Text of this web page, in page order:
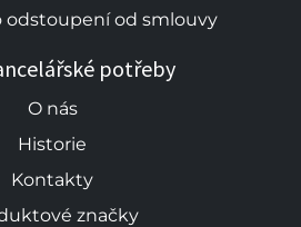
odstoupení od smlouvy
potřeby
O nás
Historie
Kontakty
značky